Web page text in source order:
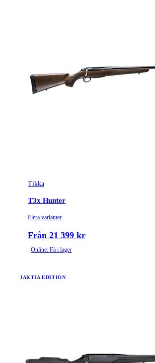
Tikka
T3x Hunter
Flera varianter
Från 21 399 kr
Online: Få i lager
JAKTIA EDITION